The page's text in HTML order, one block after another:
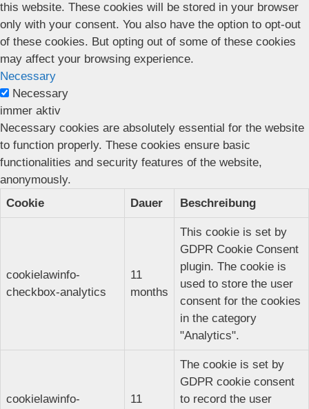
this website. These cookies will be stored in your browser
only with your consent. You also have the option to opt-out
of these cookies. But opting out of some of these cookies
may affect your browsing experience.
Necessary
Necessary
immer aktiv
Necessary cookies are absolutely essential for the website
to function properly. These cookies ensure basic
functionalities and security features of the website,
anonymously.
Cookie
Dauer Beschreibung
cookielawinfo-
checkbox-analytics
11
months
This cookie is set by
GDPR Cookie Consent
plugin. The cookie is
used to store the user
consent for the cookies
in the category
"Analytics".
cookielawinfo-
11
The cookie is set by
GDPR cookie consent
to record the user